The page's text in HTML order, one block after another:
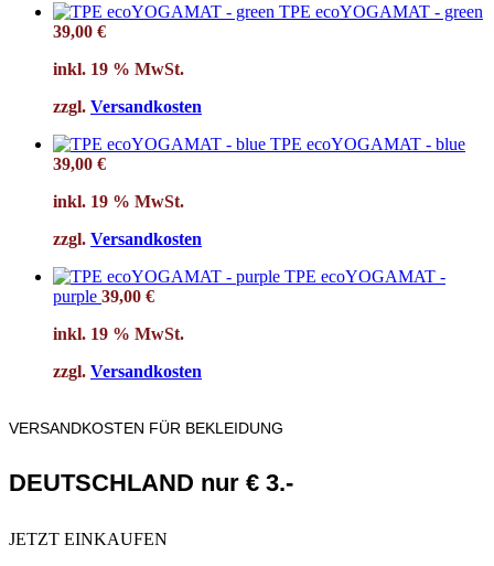
TPE ecoYOGAMAT - green
39,00 €
inkl. 19 % MwSt.
zzgl. Versandkosten
TPE ecoYOGAMAT - blue
39,00 €
inkl. 19 % MwSt.
zzgl. Versandkosten
TPE ecoYOGAMAT -
purple 39,00 €
inkl. 19 % MwSt.
zzgl. Versandkosten
VERSANDKOSTEN FÜR BEKLEIDUNG
DEUTSCHLAND nur € 3.-
JETZT EINKAUFEN